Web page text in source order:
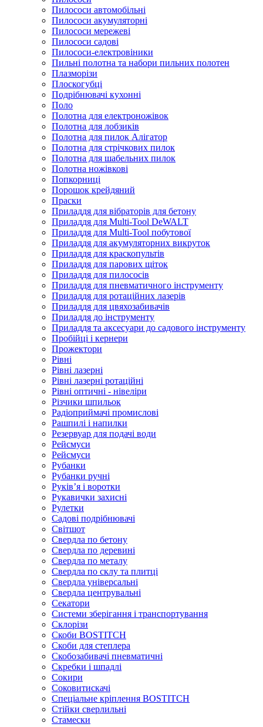
Пилососи автомобільні
Пилососи акумуляторні
Пилососи мережеві
Пилососи садові
Пилососи-електровіники
Пильні полотна та набори пильних полотен
Плазморізи
Плоскогубці
Подрібнювачі кухонні
Поло
Полотна для електроножівок
Полотна для лобзиків
Полотна для пилок Алігатор
Полотна для стрічкових пилок
Полотна для шабельних пилок
Полотна ножівкові
Попкорниці
Порошок крейдяний
Праски
Приладдя для вібраторів для бетону
Приладдя для Multi-Tool DeWALT
Приладдя для Multi-Tool побутової
Приладдя для акумуляторних викруток
Приладдя для краскопультів
Приладдя для парових щіток
Приладдя для пилососів
Приладдя для пневматичного інструменту
Приладдя для ротаційних лазерів
Приладдя для цвяхозабивачів
Приладдя до інструменту
Приладдя та аксесуари до садового інструменту
Пробійці і кернери
Прожектори
Рівні
Рівні лазерні
Рівні лазерні ротаційні
Рівні оптичні - нівеліри
Різчики шпильок
Радіоприймачі промислові
Рашпилі і напилки
Резервуар для подачі води
Рейсмуси
Рейсмуси
Рубанки
Рубанки ручні
Руківʼя і воротки
Рукавички захисні
Рулетки
Садові подрібнювачі
Світшот
Свердла по бетону
Свердла по деревині
Свердла по металу
Свердла по склу та плитці
Свердла універсальні
Свердла центрувальні
Секатори
Системи зберігання і транспортування
Склорізи
Скоби BOSTITCH
Скоби для степлера
Скобозабивачі пневматичні
Скребки і шпадлі
Сокири
Соковитискачі
Спеціальне кріплення BOSTITCH
Стійки сверлильні
Стамески